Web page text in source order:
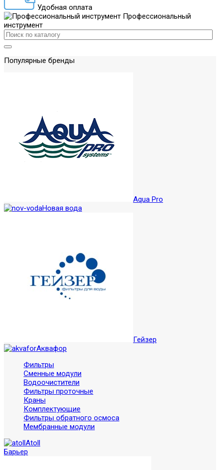
Удобная оплата
Профессиональный
инструмент
Популярные бренды
Aqua Pro
Новая вода
Гейзер
Аквафор
Фильтры
Сменные модули
Водоочистители
Фильтры проточные
Краны
Комплектующие
Фильтры обратного осмоса
Мембранные модули
Atoll
Барьер